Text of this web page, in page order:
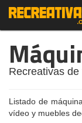
Recreativas
Listado de
vídeo y muebles